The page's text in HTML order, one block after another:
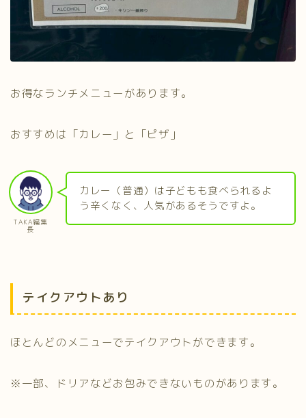
お得なランチメニューがあります。
おすすめは「カレー」と「ピザ」
TAKA編集
長
カレー（普通）は子どもも食べられるよ
う辛くなく、人気があるそうですよ。
テイクアウトあり
ほとんどのメニューでテイクアウトができます。
※一部、ドリアなどお包みできないものがあります。